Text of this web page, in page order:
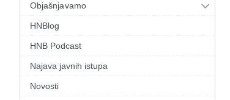
Objašnjavamo
HNBlog
HNB Podcast
Najava javnih istupa
Novosti